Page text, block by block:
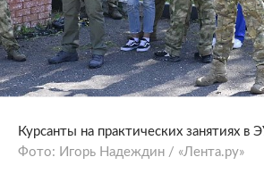
Курсанты на практических занятиях в
Фото: Игорь Надеждин / «Лента.ру»